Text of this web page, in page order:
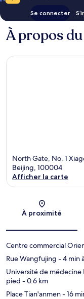
Se connecter
À propos
North Gate, No. 1
Beijing, 100004
Afficher la carte
À proximité
Centre commercial
Rue Wangfujing - 4 min
Université de
pied - 0.6 km
Place Tian'anmen- 16